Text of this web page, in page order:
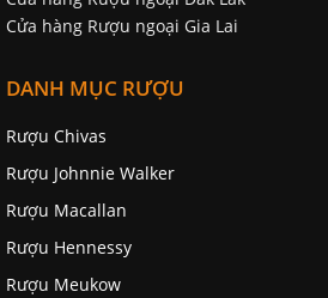
Cửa hàng Rượu ngoại Gia Lai
DANH MỤC RƯỢU
Rượu Chivas
Rượu Johnnie Walker
Rượu Macallan
Rượu Hennessy
Rượu Meukow